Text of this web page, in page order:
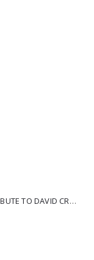
AAVV LONG TIME GONE - A TRIBUTE TO DAVID CROSBY